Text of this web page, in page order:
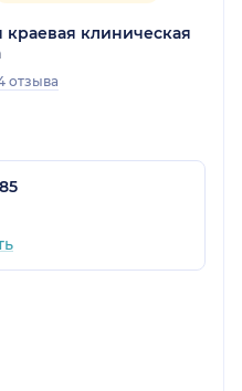
краевая клиническая
отзыва